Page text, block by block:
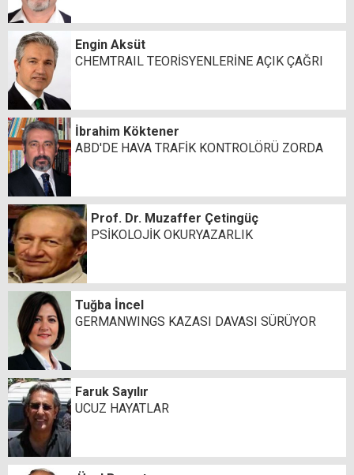
Engin Aksüt
CHEMTRAIL TEORİSYENLERİNE AÇIK ÇAĞRI
İbrahim Köktener
ABD'DE HAVA TRAFİK KONTROLÖRÜ ZORDA
Prof. Dr. Muzaffer Çetingüç
PSİKOLOJİK OKURYAZARLIK
Tuğba İncel
GERMANWINGS KAZASI DAVASI SÜRÜYOR
Faruk Sayılır
UCUZ HAYATLAR